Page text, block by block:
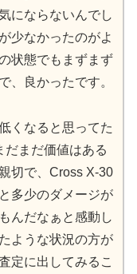
にならないんでし
少なかったのがよ
状態でもまずまず
、良かったです。
くなると思ってた
だまだ価値はある
切で、Cross X-30
多少のダメージが
んだなぁと感動し
ような状況の方が
定に出してみるこ